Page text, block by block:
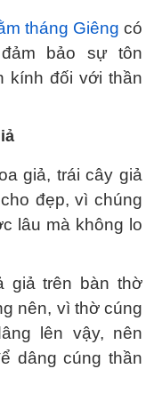
tháng Giêng có
bảo sự tôn
kính đối với thần
giả, trái cây giả
đẹp, vì chúng
lâu mà không lo
giả trên bàn thờ
nên, vì thờ cúng
lên vậy, nên
dâng cúng thần